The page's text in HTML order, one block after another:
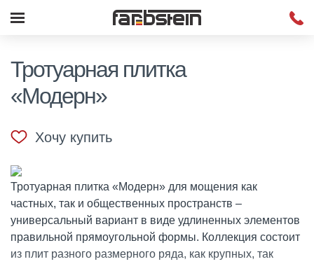
Тротуарная плитка
«Модерн»
Хочу купить
Тротуарная плитка «Модерн» для мощения как
частных, так и общественных пространств –
универсальный вариант в виде удлиненных элементов
правильной прямоугольной формы. Коллекция состоит
из плит разного размерного ряда, как крупных, так